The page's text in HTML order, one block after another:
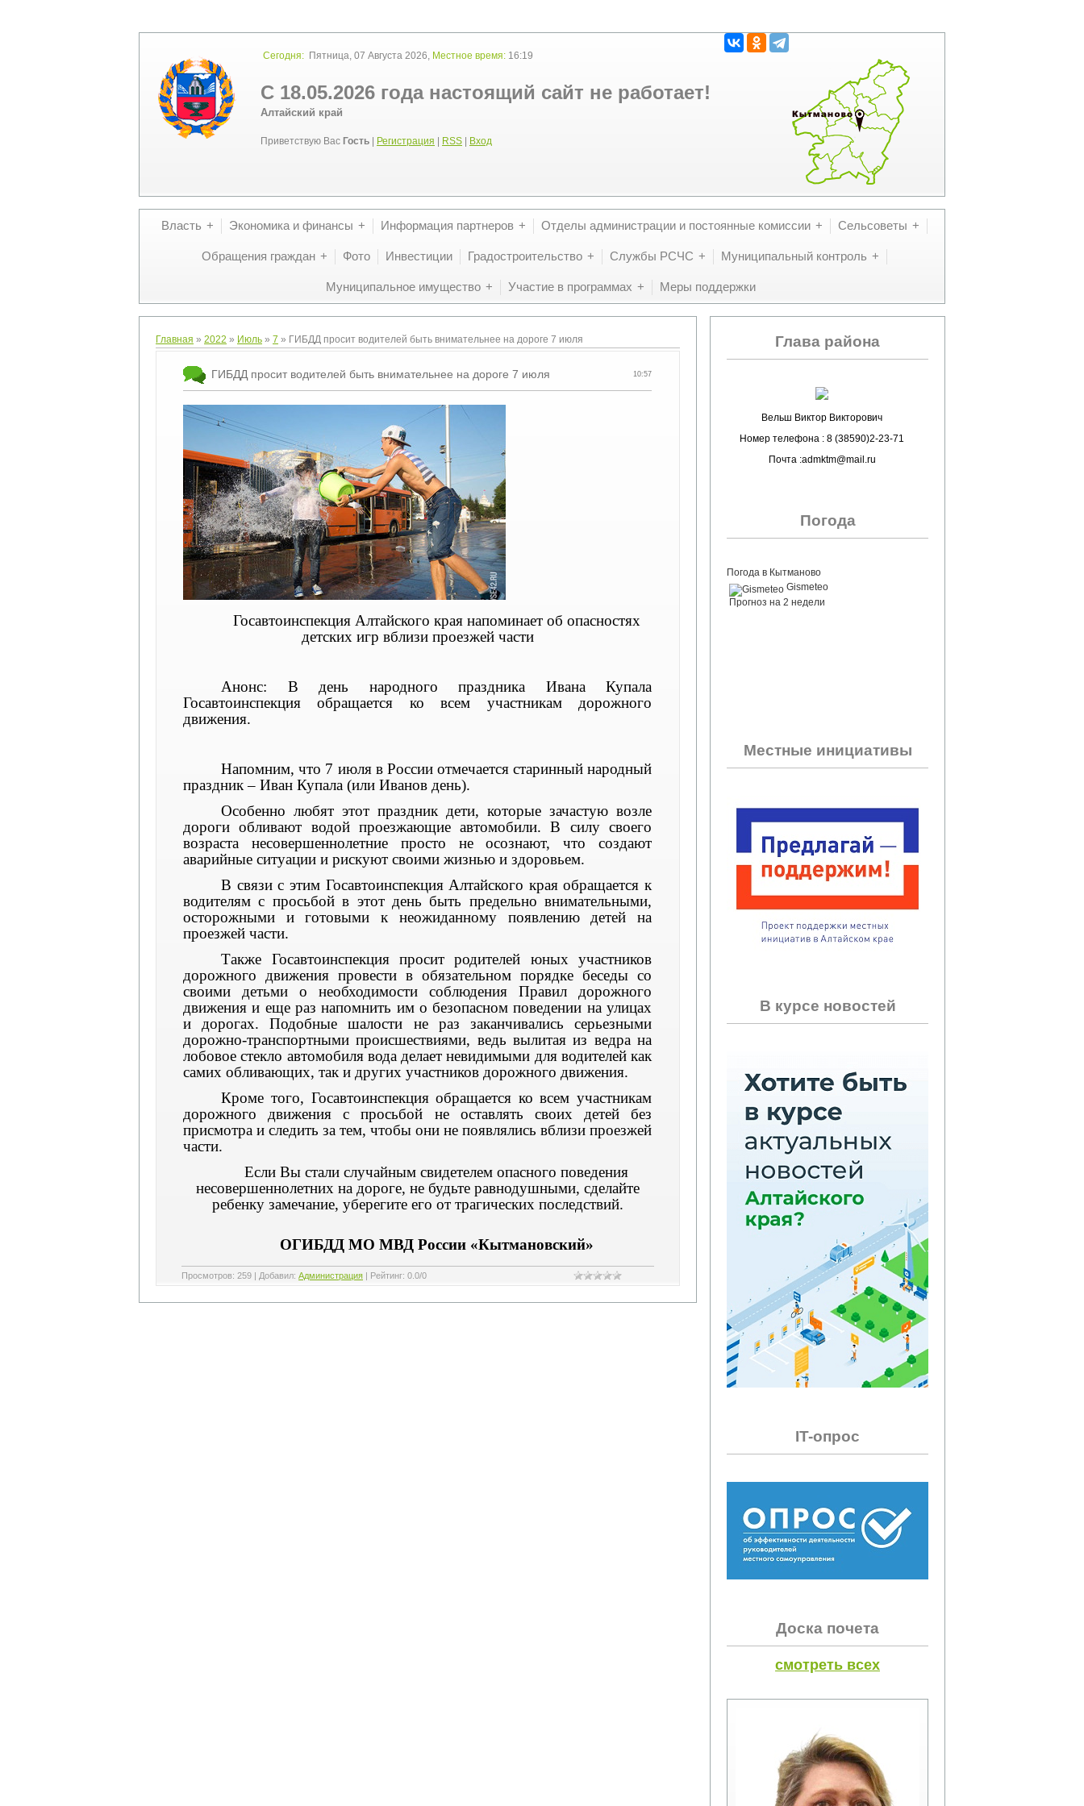
Сегодня: Пятница, 07 Августа 2026, Местное время: 16:19
С 18.05.2026 года настоящий сайт не работает!
Алтайский край
Приветствую Вас Гость Регистрация RSS Вход
Власть Экономика и финансы Информация партнеров Отделы администрации и постоянные комиссии Сельсоветы
Обращения граждан Фото Инвестиции Градостроительство Службы РСЧС Муниципальный контроль
Муниципальное имущество Участие в программах Меры поддержки
Главная » 2022 » Июль » 7 » ГИБДД просит водителей быть внимательнее на дороге 7 июля
10:57
ГИБДД просит водителей быть внимательнее на дороге 7 июля
Госавтоинспекция Алтайского края напоминает об опасностях
детских игр вблизи проезжей части
Анонс:
В день народного праздника Ивана Купала
Госавтоинспекция обращается ко всем участникам дорожного
движения.
Напомним, что 7 июля в России отмечается старинный народный
праздник – Иван Купала (или Иванов день).
Особенно любят этот праздник дети, которые зачастую возле
дороги обливают водой проезжающие автомобили. В силу своего
возраста несовершеннолетние просто не осознают, что создают
аварийные ситуации и рискуют своими жизнью и здоровьем.
В связи с этим Госавтоинспекция Алтайского края обращается к
водителям с просьбой в этот день быть предельно внимательными,
осторожными и готовыми к неожиданному появлению детей на
проезжей части.
Также Госавтоинспекция просит родителей юных участников
дорожного движения провести в обязательном порядке беседы со
своими детьми о необходимости соблюдения Правил дорожного
движения и еще раз напомнить им о безопасном поведении на улицах
и дорогах. Подобные шалости не раз заканчивались серьезными
дорожно-транспортными происшествиями, ведь вылитая из ведра на
лобовое стекло автомобиля вода делает невидимыми для водителей как
самих обливающих, так и других участников дорожного движения.
Кроме того, Госавтоинспекция обращается ко всем участникам
дорожного движения с просьбой не оставлять своих детей без
присмотра и следить за тем, чтобы они не появлялись вблизи проезжей
части.
Если Вы стали случайным свидетелем опасного поведения
несовершеннолетних на дороге, не будьте равнодушными, сделайте
ребенку замечание, уберегите его от трагических последствий.
ОГИБДД МО МВД России «Кытмановский»
Просмотров: 259 | Добавил: Администрация | Рейтинг: 0.0/0
Глава района
Вельш Виктор Викторович
Номер телефона : 8 (38590)2-23-71
Почта :admktm@mail.ru
Погода
Погода в Кытманово
Gismeteo
Прогноз на 2 недели
Местные инициативы
В курсе новостей
IT-опрос
Доска почета
смотреть всех